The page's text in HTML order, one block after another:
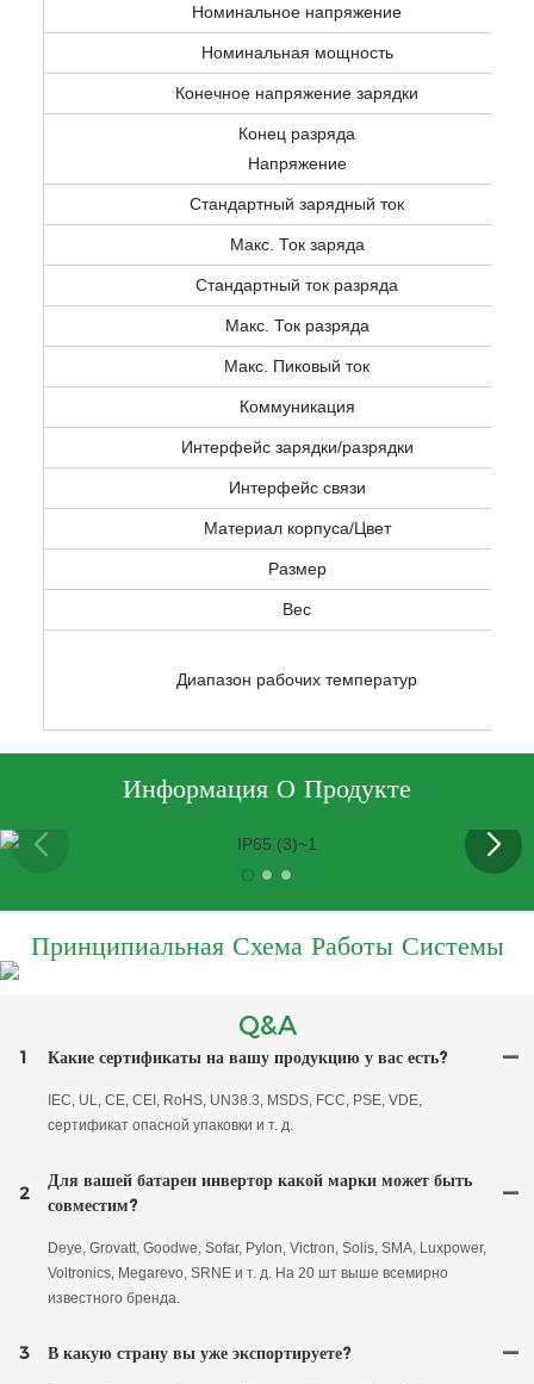
Номинальное напряжение
Номинальная мощность
Конечное напряжение зарядки
Конец разряда
Напряжение
Стандартный зарядный ток
Макс. Ток заряда
Стандартный ток разряда
Макс. Ток разряда
Макс. Пиковый ток
Коммуникация
Интерфейс зарядки/разрядки
Интерфейс связи
Материал корпуса/Цвет
Размер
Вес
Диапазон рабочих температур
Информация О Продукте
Принципиальная Схема Работы Системы
Q&A
1 Какие сертификаты на вашу продукцию у вас есть?
IEC, UL, CE, CEI, RoHS, UN38.3, MSDS, FCC, PSE, VDE,
сертификат опасной упаковки и т. д.
2
Для вашей батареи инвертор какой марки может быть
совместим?
Deye, Grovatt, Goodwe, Sofar, Pylon, Victron, Solis, SMA, Luxpower,
Voltronics, Megarevo, SRNE и т. д. На 20 шт выше всемирно
известного бренда.
3 В какую страну вы уже экспортируете?